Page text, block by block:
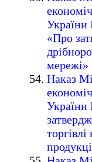
України
«Про
мережі»
Наказ
України